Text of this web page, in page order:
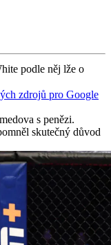
podle něj lže o
zdrojů pro Google
s penězi.
skutečný důvod